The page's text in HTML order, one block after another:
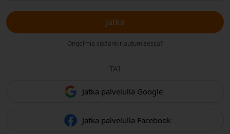
Jatka
Ongelmia sisäänkirjautumisessa?
TAI
Jatka palvelulla Google
Jatka palvelulla Facebook